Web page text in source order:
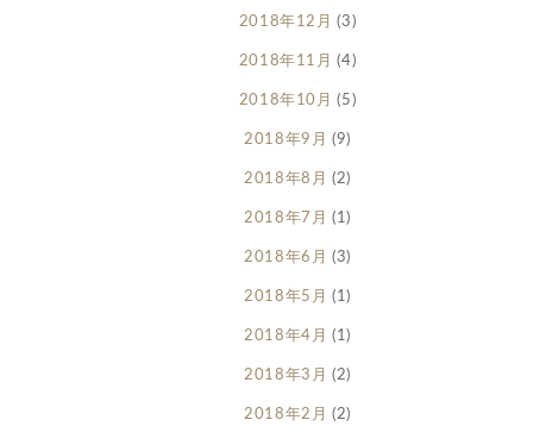
2018年12月 (3)
2018年11月 (4)
2018年10月 (5)
2018年9月 (9)
2018年8月 (2)
2018年7月 (1)
2018年6月 (3)
2018年5月 (1)
2018年4月 (1)
2018年3月 (2)
2018年2月 (2)